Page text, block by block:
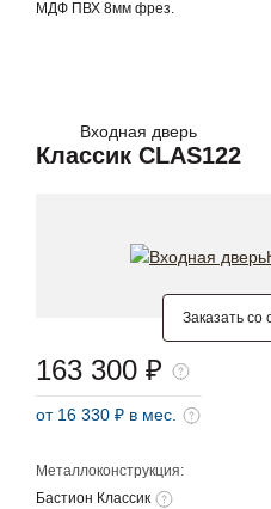
МДФ ПВХ 8мм фрез.
Входная дверь
Классик CLAS122
Заказать со
Металлоконструкция:
Бастион Классик
163 300 ₽
от 16 330 ₽ в мес.